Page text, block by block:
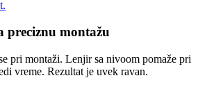
preciznu montažu
pri montaži. Lenjir sa nivoom pomaže pri
vreme. Rezultat je uvek ravan.